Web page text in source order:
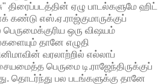
திரைப்படத்தின் ஏழு பாடல்களுமே ஹிட்
கண்டு எஸ்.ஏ.ராஜ்குமாருக்குப்
ஒரு விஷயம்
தானே எழுதி
வரலாற்றில் எல்லாப்
பெருமை டி.ராஜேந்திருக்குப்
தொடர்ந்து பல படங்களுக்கு தானே